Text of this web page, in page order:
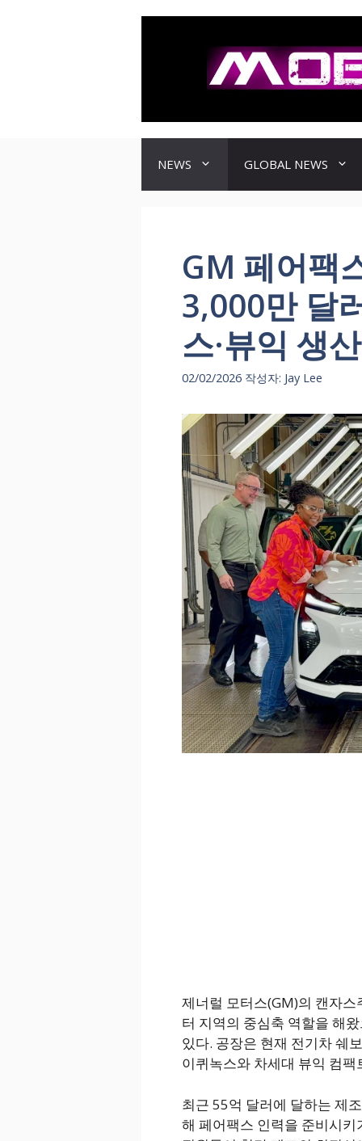
NEWS GLOBAL NEWS
GM 페어팩
3,000만 달
스·뷰익 생산
02/02/2026 작성자: Jay Lee
제너럴 모터스(GM)의 캔자
터 지역의 중심축 역할을 해
있다. 공장은 현재 전기차 쉐
이퀴녹스와 차세대 뷰익 컴팩
최근 55억 달러에 달하는 제
해 페어팩스 인력을 준비시